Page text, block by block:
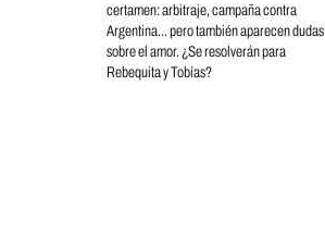
certamen: arbitraje, campaña contra
Argentina… pero también aparecen dudas
sobre el amor. ¿Se resolverán para
Rebequita y Tobías?